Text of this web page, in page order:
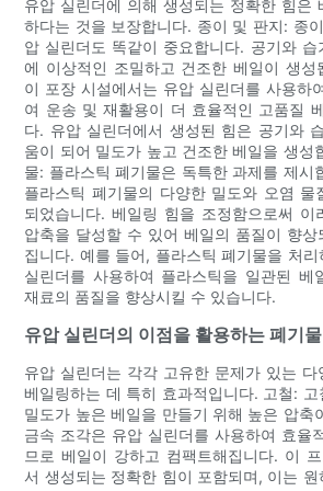
유압 실린더에 의해 생성되는 정확한 힘은
하다는 것을 보장합니다. 종이 및 판지: 종
압 실린더도 똑같이 중요합니다. 공기와 습
에 이상적인 조밀하고 건조한 베일이 생성
이 포장 시설에서는 유압 실린더를 사용하
여 운송 및 재활용이 더 효율적인 고품질
다. 유압 실린더에서 생성된 힘은 공기와
움이 되어 밀도가 높고 건조한 베일을 생성
물: 플라스틱 폐기물은 독특한 과제를 제시
플라스틱 폐기물의 다양한 밀도와 오염 물
되었습니다. 베일링 힘을 조정함으로써 이
압축을 달성할 수 있어 베일의 품질이 향상
집니다. 예를 들어, 플라스틱 폐기물을 처
실린더를 사용하여 플라스틱을 일관된 베
재료의 품질을 향상시킬 수 있습니다.
유압 실린더의 이점을 활용하는 폐기
유압 실린더는 각각 고유한 문제가 있는 다
베일링하는 데 특히 효과적입니다. 고철:
밀도가 높은 베일을 만들기 위해 높은 압축
금속 조각은 유압 실린더를 사용하여 효율
므로 베일이 강하고 컴팩트해집니다. 이
서 생성되는 정확한 힘이 포함되며, 이는